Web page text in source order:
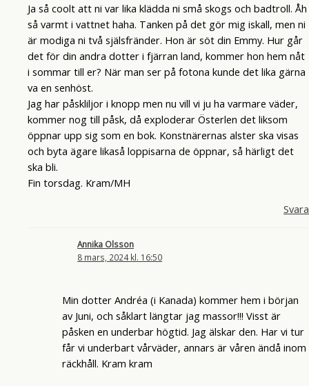
Ja så coolt att ni var lika klädda ni små skogs och badtroll. Åh
så varmt i vattnet haha. Tanken på det gör mig iskall, men ni
är modiga ni två själsfränder. Hon är söt din Emmy. Hur går
det för din andra dotter i fjärran land, kommer hon hem nåt
i sommar till er? När man ser på fotona kunde det lika gärna
va en senhöst.
Jag har påskliljor i knopp men nu vill vi ju ha varmare väder,
kommer nog till påsk, då exploderar Österlen det liksom
öppnar upp sig som en bok. Konstnärernas alster ska visas
och byta ägare likaså loppisarna de öppnar, så härligt det
ska bli.
Fin torsdag. Kram/MH
Svara
Annika Olsson
8 mars, 2024 kl. 16:50
Min dotter Andréa (i Kanada) kommer hem i början
av Juni, och såklart längtar jag massor!!! Visst är
påsken en underbar högtid. Jag älskar den. Har vi tur
får vi underbart vårväder, annars är våren ändå inom
räckhåll. Kram kram